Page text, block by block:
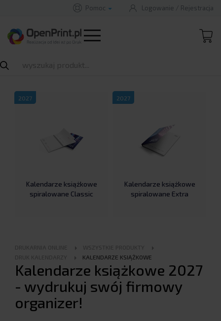
A
B
Rozwiń
Pomoc Logowanie Rejestracja
2027
kalendarze książkowe
spiralowane Classic
2027
kalendarze książkowe
spiralowane Extra
KALENDARZE KSIĄŻKOWE
Kalendarze książkowe 2027
- wydrukuj swój firmowy
organizer!